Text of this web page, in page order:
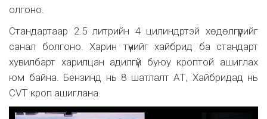
олгоно.
Стандартаар 2.5 литрийн 4 цилиндртэй хөдөлгүүрийг
санал болгоно. Харин түүнийг хайбрид ба стандарт
хувилбарт харилцан адилгүй буюу кроптой ашиглах
юм байна. Бензинд нь 8 шатлалт АТ, Хайбридад нь
CVT кроп ашиглана.